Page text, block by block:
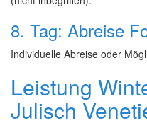
8. Tag: Abreise
Individuelle Abreise oder
Leistung
Julisch